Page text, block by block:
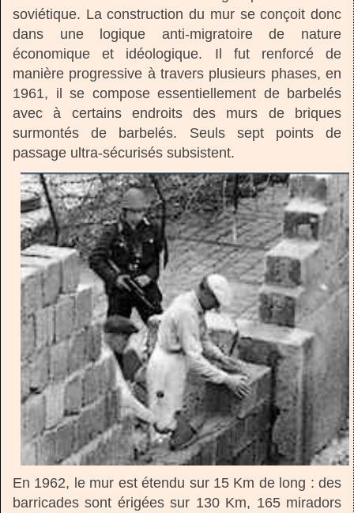
soviétique. La construction du mur se conçoit donc
dans une logique anti-migratoire de nature
économique et idéologique. Il fut renforcé de
manière progressive à travers plusieurs phases, en
1961, il se compose essentiellement de barbelés
avec à certains endroits des murs de briques
surmontés de barbelés. Seuls sept points de
passage ultra-sécurisés subsistent.
En 1962, le mur est étendu sur 15 Km de long : des
barricades sont érigées sur 130 Km, 165 miradors